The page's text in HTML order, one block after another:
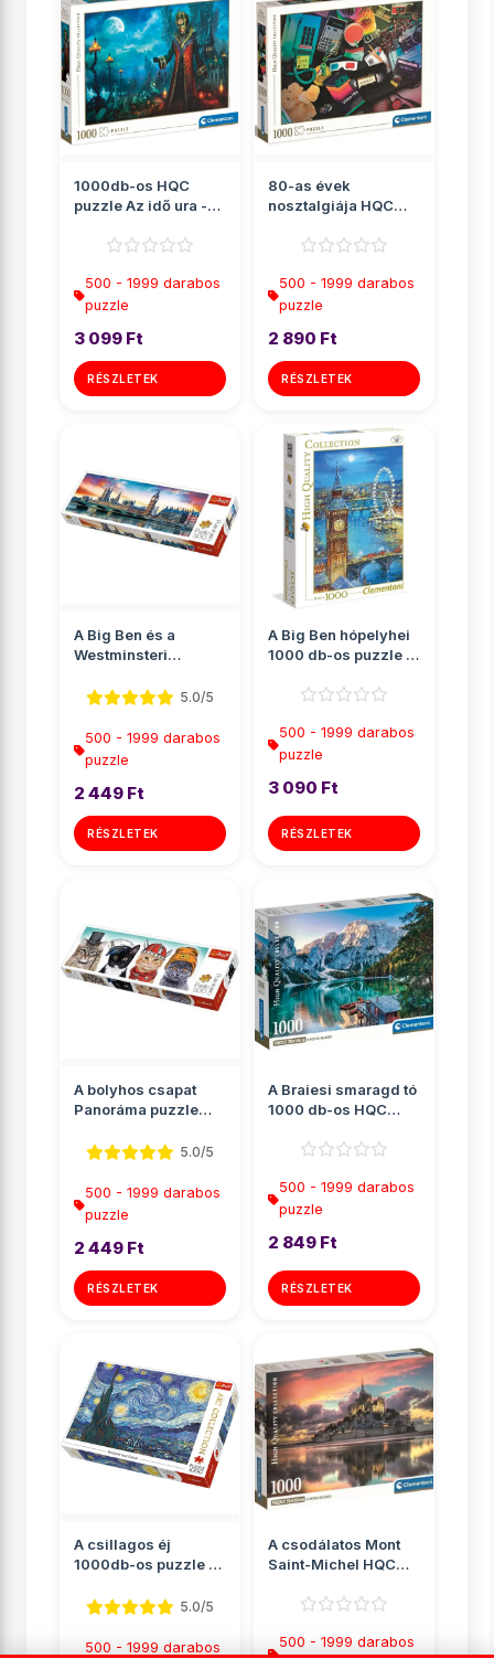
1000db-os HQC
puzzle Az idő ura -
500 - 1999 darabos
puzzle
3 099 Ft
RÉSZLETEK
80-as évek
nosztalgiája HQC
Clementoni
500 - 1999 darabos
puzzle
2 890 Ft
RÉSZLETEK
A Big Ben és a
Westminsteri
Panoráma puz...5.0/5
500 - 1999 darabos
puzzle
2 449 Ft
RÉSZLETEK
A Big Ben hópelyhei
1000 db-os puzzle -
500 - 1999 darabos
puzzle
3 090 Ft
RÉSZLETEK
A bolyhos csapat
Panoráma puzzle
5.0/5
500 - 1999 darabos
puzzle
2 449 Ft
RÉSZLETEK
A Braiesi smaragd tó
1000 db-os HQC
Cle...
500 - 1999 darabos
puzzle
2 849 Ft
RÉSZLETEK
A csillagos éj
1000db-os puzzle -
5.0/5
500 - 1999 darabos
A csodálatos Mont
Saint-Michel HQC
poszter...
500 - 1999 darabos